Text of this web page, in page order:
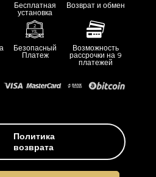
Бесплатная
установка
Возврат и обмен
Безопасный
Платеж
Возможность
рассрочки на 9
платежей
Политика
возврата